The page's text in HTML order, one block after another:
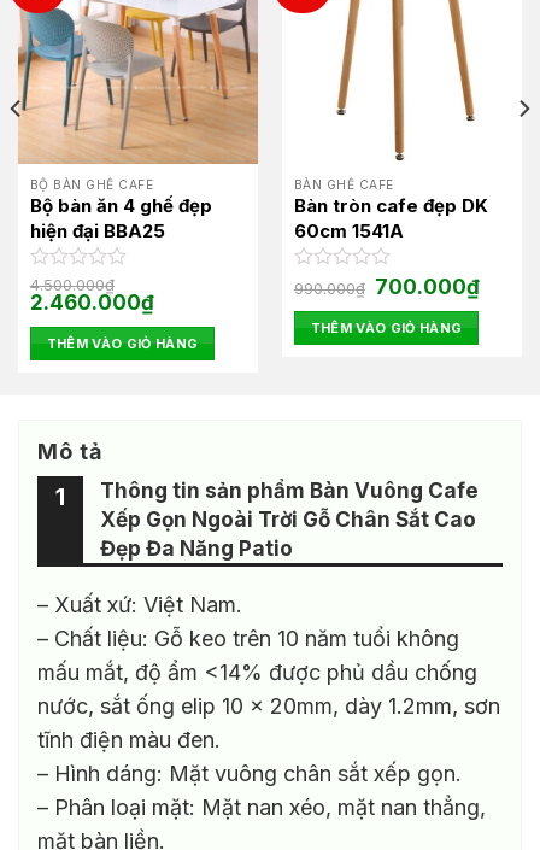
BỘ BÀN GHẾ CAFE
Bộ bàn ăn 4 ghế đẹp
hiện đại BBA25
Được
xếp
hạng
0
5
4.500.000₫
Giá
gốc
là:
4.500.000₫.
2.460.000₫Giá
hiện
tại
là:
2.460.000₫.
THÊM VÀO GIỎ HÀNG
BÀN GHẾ CAFE
Bàn tròn cafe đẹp DK
60cm 1541A
Được
hạng
0
990.000₫ Giá
gốc
là:
990.000₫.
700.000₫Giá
hiện
tại
THÊM VÀO GIỎ HÀNG
Mô tả
Thông tin sản phẩm Bàn Vuông Cafe
Xếp Gọn Ngoài Trời Gỗ Chân Sắt Cao
Đẹp Đa Năng Patio
1
– Xuất xứ: Việt Nam.
– Chất liệu: Gỗ keo trên 10 năm tuổi không
mấu mắt, độ ẩm <14% được phủ dầu chống
nước, sắt ống elip 10 x 20mm, dày 1.2mm, sơn
tĩnh điện màu đen.
– Hình dáng: Mặt vuông chân sắt xếp gọn.
– Phân loại mặt: Mặt nan xéo, mặt nan thẳng,
mặt bàn liền.